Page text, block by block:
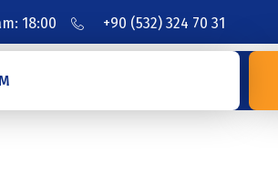
18:00 +90 (532) 324 70 31